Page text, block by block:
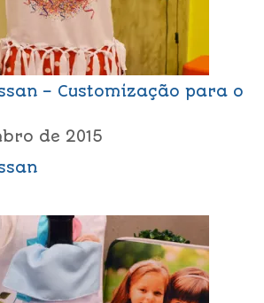
– Customização para o
de 2015